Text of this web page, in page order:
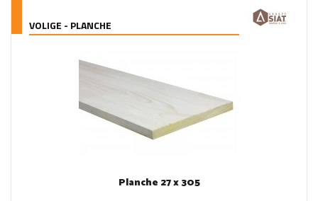
VOLIGE - PLANCHE
Planche 27 x 305